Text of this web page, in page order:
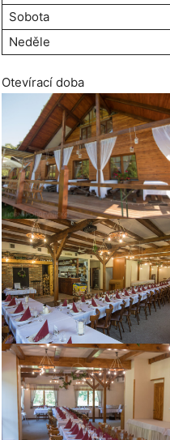
Sobota
Neděle
Otevírací doba